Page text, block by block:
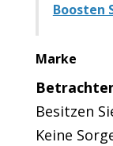
Boosten
Marke
Besitzen
Keine